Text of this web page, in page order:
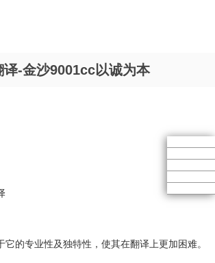
-金沙9001cc以诚为本
它的专业性及独特性，使其在翻译上更加困难。